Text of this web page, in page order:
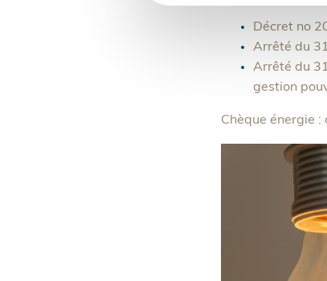
Décret no
Arrêté du
Arrêté du
gestion
Chèque énergie